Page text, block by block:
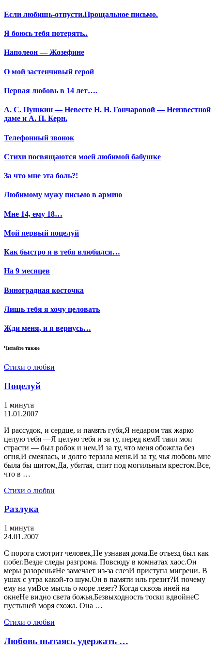
Если любишь-отпусти.Прощальное письмо.
Я боюсь тебя потерять..
Наполеон — Жозефине
О мой застенчивый герой
Первая любовь в 14 лет….
А. С. Пушкин — Невесте Н. Н. Гончаровой — Неизвестной
даме и А. П. Керн.
Телефонный звонок
Стихи посвящаются моей любимой бабушке
За что мне эта боль?!
Любимому мужу письмо в армию
Мне 14, ему 18…
Мой первый поцелуй
Как быстро я в тебя влюбился…
На 9 месяцев
Виноградная косточка
Лишь тебя я хочу целовать
Жди меня, и я вернусь…
Читайте также
Стихи о любви
Поцелуй
1 минута
11.01.2007
И рассудок, и сердце, и память губя,Я недаром так жарко
целую тебя —Я целую тебя и за ту, перед кемЯ таил мои
страсти — был робок и нем,И за ту, что меня обожгла без
огня,И смеялась, и долго терзала меня.И за ту, чья любовь мне
была бы щитом,Да, убитая, спит под могильным крестом.Все,
что в …
Стихи о любви
Разлука
1 минута
24.01.2007
С порога смотрит человек,Не узнавая дома.Ее отъезд был как
побег.Везде следы разгрома. Повсюду в комнатах хаос.Он
меры разореньяНе замечает из-за слезИ приступа мигрени. В
ушах с утра какой-то шум.Он в памяти иль грезит?И почему
ему на умВсе мысль о море лезет? Когда сквозь иней на
окнеНе видно света божья,Безвыходность тоски вдвойнеС
пустыней моря схожа. Она …
Стихи о любви
Любовь пытаясь удержать …